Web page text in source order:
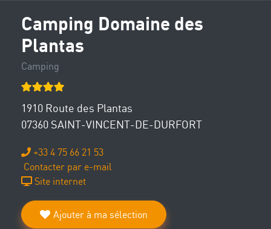
Camping Domaine des
Plantas
Camping
1910 Route des Plantas
07360 SAINT-VINCENT-DE-DURFORT
+33 4 75 66 21 53
Contacter par e-mail
Site internet
Ajouter à ma sélection